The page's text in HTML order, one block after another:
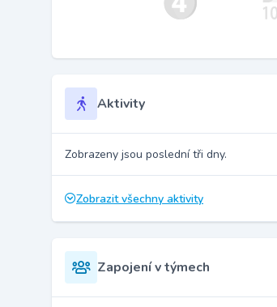
Aktivity
Zobrazeny jsou poslední tři dny.
Zobrazit všechny aktivity
Zapojení v týmech